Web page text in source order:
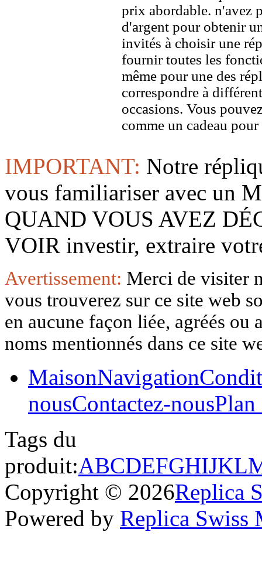
prix abordable. n'avez
d'argent pour obtenir
invités à choisir une
fournir toutes les
même pour une des
correspondre à
occasions. Vous
comme un cadeau
IMPORTANT: Notre
vous familiariser avec un
QUAND VOUS AVEZ
VOIR investir, extraire
Avertissement: Merci de visiter
vous trouverez sur ce site web
en aucune façon liée, agréés
noms mentionnés dans ce site
MaisonNavigation
nousContactez-nousPlan
Tags du
produit:ABCDEFGHIJKL
Copyright © 2026Replica
Powered by Replica Swiss